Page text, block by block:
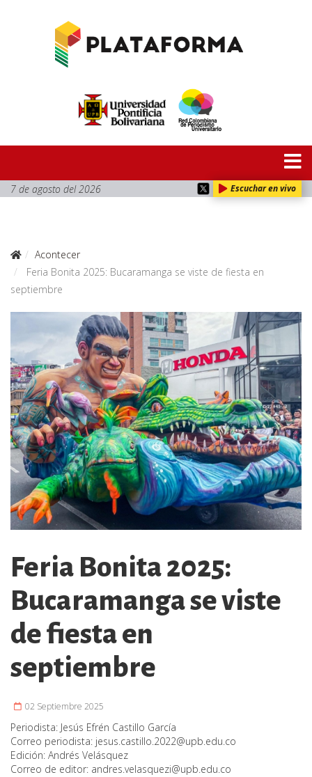
7 de agosto del 2026 Escuchar en vivo
Acontecer
Feria Bonita 2025: Bucaramanga se viste de fiesta en
septiembre
Feria Bonita 2025:
Bucaramanga se viste
de fiesta en
septiembre
02 Septiembre 2025
Periodista: Jesús Efrén Castillo García
Correo periodista: jesus.castillo.2022@upb.edu.co
Edición: Andrés Velásquez
Correo de editor: andres.velasquezi@upb.edu.co